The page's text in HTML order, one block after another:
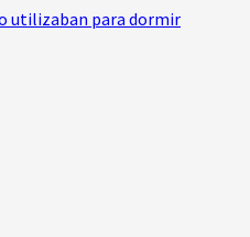
utilizaban para dormir